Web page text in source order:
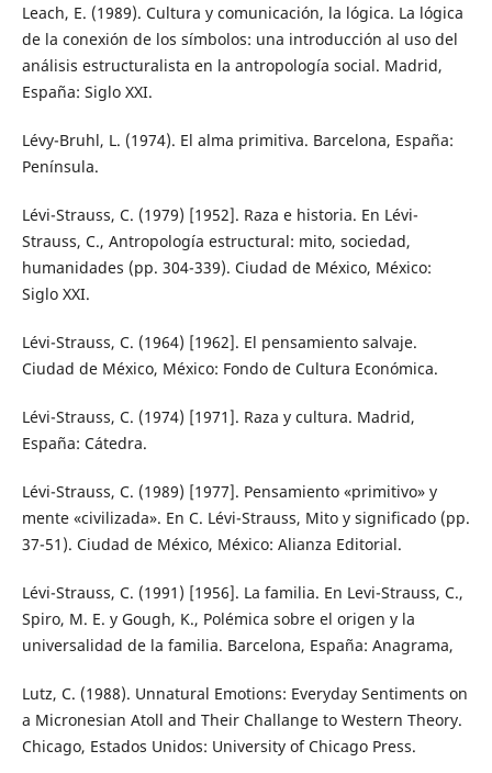
Leach, E. (1989). Cultura y comunicación, la lógica. La lógica
de la conexión de los símbolos: una introducción al uso del
análisis estructuralista en la antropología social. Madrid,
España: Siglo XXI.
Lévy-Bruhl, L. (1974). El alma primitiva. Barcelona, España:
Península.
Lévi-Strauss, C. (1979) [1952]. Raza e historia. En Lévi-
Strauss, C., Antropología estructural: mito, sociedad,
humanidades (pp. 304-339). Ciudad de México, México:
Siglo XXI.
Lévi-Strauss, C. (1964) [1962]. El pensamiento salvaje.
Ciudad de México, México: Fondo de Cultura Económica.
Lévi-Strauss, C. (1974) [1971]. Raza y cultura. Madrid,
España: Cátedra.
Lévi-Strauss, C. (1989) [1977]. Pensamiento «primitivo» y
mente «civilizada». En C. Lévi-Strauss, Mito y significado (pp.
37-51). Ciudad de México, México: Alianza Editorial.
Lévi-Strauss, C. (1991) [1956]. La familia. En Levi-Strauss, C.,
Spiro, M. E. y Gough, K., Polémica sobre el origen y la
universalidad de la familia. Barcelona, España: Anagrama,
Lutz, C. (1988). Unnatural Emotions: Everyday Sentiments on
a Micronesian Atoll and Their Challange to Western Theory.
Chicago, Estados Unidos: University of Chicago Press.